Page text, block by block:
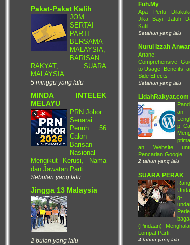
Fuh.My
Apa Perlu
Jika Bayi Jatuh
Katil
Setahun yang lalu
Nurul Izzah Anwar
Artane:
Comprehensive
to Usage, Benefits,
Side Effects
Setahun yang lalu
LidahRakyat.com
an
p
an Website
Pencarian Google
2 tahun yang lalu
SUARA PERAK
Rang
g-
(Pindaan)
Lompat Parti.
4 tahun yang lalu
Pakat-Pakat Kalih
JOM
SERTAI
PARTI
BERSAMA
MALAYSIA,
BARISAN
RAKYAT, SUARA
MALAYSIA
5 minggu yang lalu
MINDA INTELEK
MELAYU
PRN Johor :
Senarai
Penuh 56
Calon
Barisan
Nasional
Mengikut Kerusi, Nama
dan Jawatan Parti
Sebulan yang lalu
Jingga 13 Malaysia
2 bulan yang lalu